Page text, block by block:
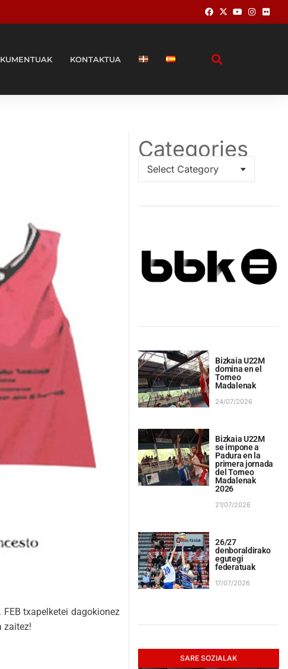
KONTAKTUA
txapelketei dagokionez
zaitez!
Categories
Bizkaia U22M
domina en el
Torneo
Madalenak
24/07/2026
Bizkaia U22M
se impone a
Padura en la
primera jornada
del Torneo
Madalenak
2026
21/07/2026
26/27
denboraldirako
egutegi
federatuak
17/07/2026
SARE SOZIALAK